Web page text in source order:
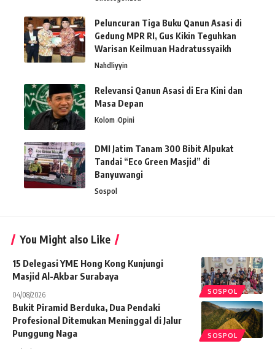
Peluncuran Tiga Buku Qanun Asasi di
Gedung MPR RI, Gus Kikin Teguhkan
Warisan Keilmuan Hadratussyaikh
Nahdliyyin
Relevansi Qanun Asasi di Era Kini dan
Masa Depan
Kolom Opini
DMI Jatim Tanam 300 Bibit Alpukat
Tandai “Eco Green Masjid” di
Banyuwangi
Sospol
You Might also Like
SOSPOL
15 Delegasi YME Hong Kong Kunjungi
Masjid Al-Akbar Surabaya
04/08/2026
SOSPOL
Bukit Piramid Berduka, Dua Pendaki
Profesional Ditemukan Meninggal di Jalur
Punggung Naga